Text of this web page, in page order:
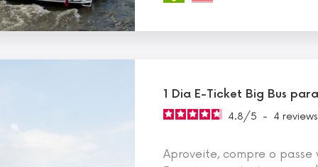
1 Dia E-Ticket Big Bus
4.8/5 - 4reviews
Aproveite, compre o passe